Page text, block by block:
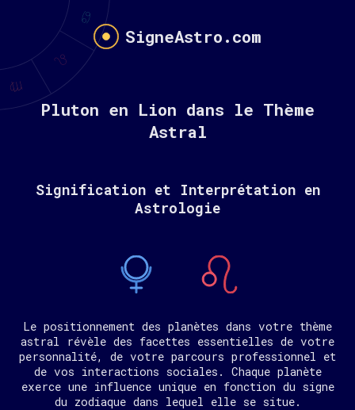
SigneAstro.com
Pluton en Lion dans le Thème
Astral
Signification et Interprétation en
Astrologie
Le positionnement des planètes dans votre thème
astral révèle des facettes essentielles de votre
personnalité, de votre parcours professionnel et
de vos interactions sociales. Chaque planète
exerce une influence unique en fonction du signe
du zodiaque dans lequel elle se situe.